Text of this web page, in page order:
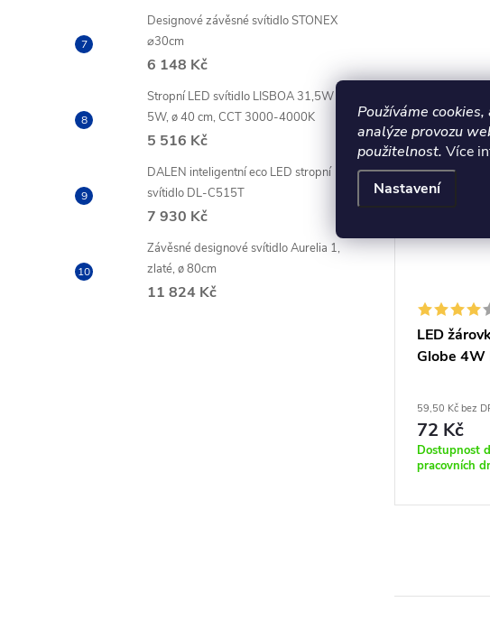
Používáme
analýze provozu
použitelnost. Více
Nastavení
Designové závěsné svítidlo STONEX
⌀30cm
6 148 Kč
Stropní LED svítidlo LISBOA 31,5W +
5W, ø 40 cm, CCT 3000-4000K
5 516 Kč
DALEN inteligentní eco LED stropní
svítidlo DL-C515T
7 930 Kč
Závěsné designové svítidlo Aurelia 1,
zlaté, ø 80cm
11 824 Kč
LED
Globe 4W
59,50 Kč bez
72 Kč
Dostupnost
pracovních